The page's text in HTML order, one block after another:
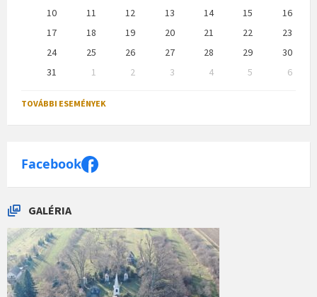
10
11 12 13 14 15
16
17
18 19 20 21 22
23
24
25 26 27 28 29
30
31
1 2 3 4 5
6
to
calendar
TOVÁBBI ESEMÉNYEK
Facebook
GALÉRIA